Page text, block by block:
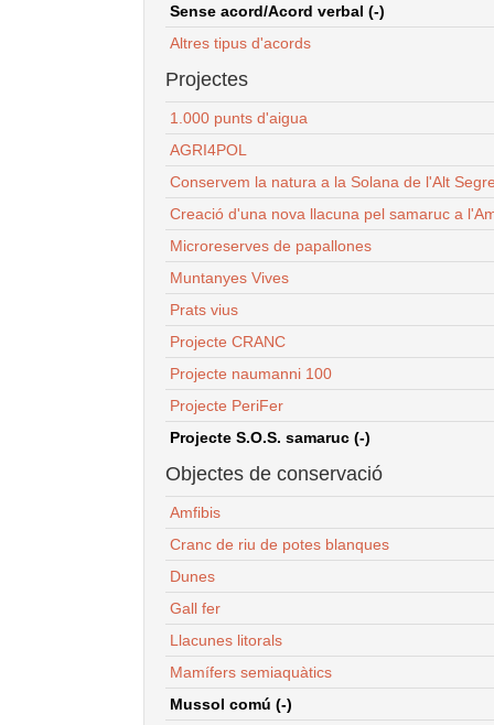
Sense acord/Acord verbal (-)
Altres tipus d'acords
Projectes
1.000 punts d'aigua
AGRI4POL
Conservem la natura a la Solana de l'Alt
Creació d'una nova llacuna pel samaruc a
Microreserves de papallones
Muntanyes Vives
Prats vius
Projecte CRANC
Projecte naumanni 100
Projecte PeriFer
Projecte S.O.S. samaruc (-)
Objectes de conservació
Amfibis
Cranc de riu de potes blanques
Dunes
Gall fer
Llacunes litorals
Mamífers semiaquàtics
Mussol comú (-)